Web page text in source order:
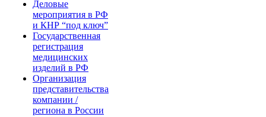
Деловые
мероприятия в РФ
и КНР “под ключ”
Государственная
регистрация
медицинских
изделий в РФ
Организация
представительства
компании /
региона в России